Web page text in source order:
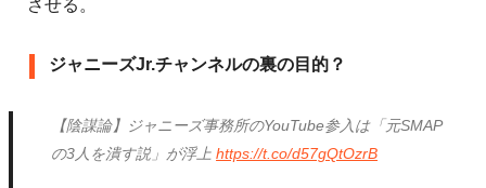
させる。
ジャニーズJr.チャンネルの裏の目的？
【陰謀論】ジャニーズ事務所のYouTube参入は「元SMAP
の3人を潰す説」が浮上https://t.co/d57gQtOzrB